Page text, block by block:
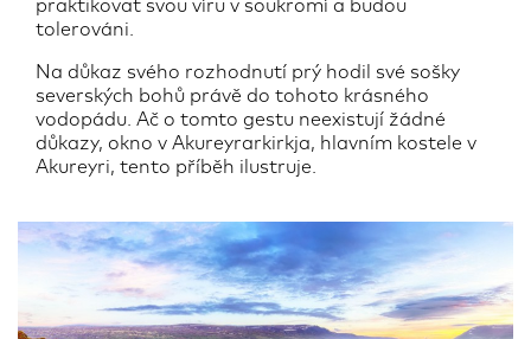
praktikovat svou víru v soukromí a budou
tolerováni.
Na důkaz svého rozhodnutí prý hodil své sošky
severských bohů právě do tohoto krásného
vodopádu. Ač o tomto gestu neexistují žádné
důkazy, okno v Akureyrarkirkja, hlavním kostele v
Akureyri, tento příběh ilustruje.